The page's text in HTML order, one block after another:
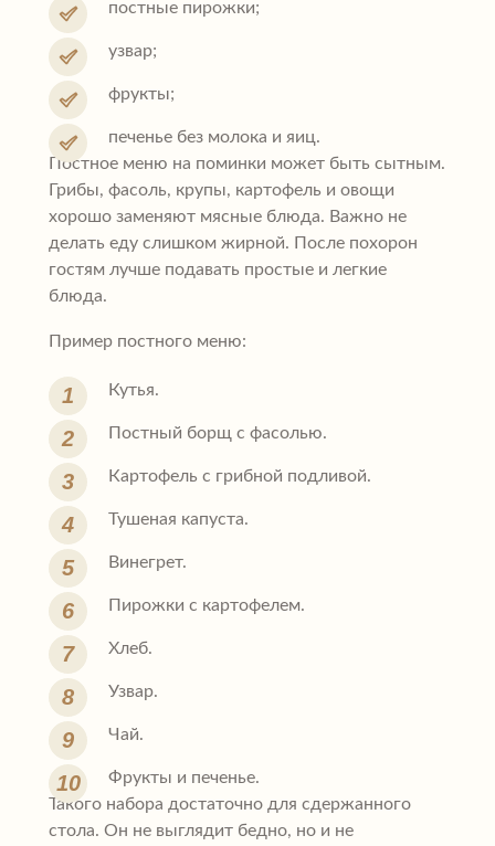
постные пирожки;
узвар;
фрукты;
печенье без молока и яиц.
Постное меню на поминки может быть сытным.
Грибы, фасоль, крупы, картофель и овощи
хорошо заменяют мясные блюда. Важно не
делать еду слишком жирной. После похорон
гостям лучше подавать простые и легкие
блюда.
Пример постного меню:
Кутья.
Постный борщ с фасолью.
Картофель с грибной подливой.
Тушеная капуста.
Винегрет.
Пирожки с картофелем.
Хлеб.
Узвар.
Чай.
Фрукты и печенье.
Такого набора достаточно для сдержанного
стола. Он не выглядит бедно, но и не